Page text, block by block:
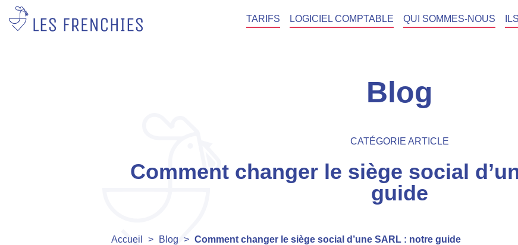
TARIFS LOGICIEL COMPTABLE QUI SOMMES-NOUS
Blog
CATÉGORIE ARTICLE
Comment changer le siège social
guide
Accueil > Blog > Comment changer le siège social d’une SARL : notre guide